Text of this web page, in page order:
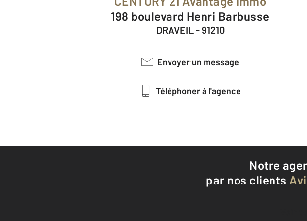
198 boulevard Henri Barbusse
DRAVEIL - 91210
Envoyer un message
Téléphoner à l'agence
Notre
par nos clients